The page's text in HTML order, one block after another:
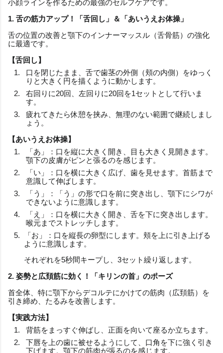
小顔ラインを作るための最強のセルフケアです。
1. 舌の筋力アップ！「舌回し」＆「あいうえお体操」
舌の位置の改善と顎下のインナーマッスル（舌骨筋）の強化
に最適です。
【舌回し】
口を閉じたまま、舌で歯茎の外側（頬の内側）をゆっく
りと大きく円を描くように動かします。
右回りに20回、左回りに20回を1セットとして行いま
す。
疲れてきたら休憩を挟み、無理のない範囲で継続しまし
ょう。
【あいうえお体操】
「あ」：口を縦に大きく開き、目も大きく見開きます。
顎下の皮膚がピンと張るのを感じます。
「い」：口を横に大きく広げ、歯を見せます。首筋まで
意識して伸ばします。
「う」：「う」の形で口を前に突き出し、顎下にシワが
できないように意識します。
「え」：口を横に大きく開き、舌を下に突き出します。
喉元までストレッチします。
「お」：口を縦長の卵型にします。頬を上に引き上げる
ように意識します。
それぞれを5秒間キープし、3セット繰り返します。
2. 姿勢と広頚筋に効く！「キリンの首」のポーズ
首全体、特に顎下からデコルテにかけての筋肉（広頚筋）を
引き締め、たるみを改善します。
【実践方法】
背筋をまっすぐ伸ばし、正面を向いて座るか立ちます。
下唇を上の歯に被せるようにして、口角を下に強く引き
下げます。顎下の筋肉が張るのを感じます。